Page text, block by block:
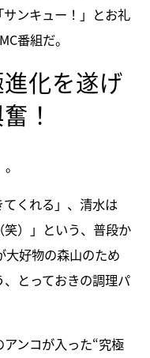
ンキュー！」とお礼
番組だ。
化を遂げ
！
くれる」、清水は
笑）」という、普段か
大好物の森山のため
とっておきの調理パ
ンコが入った“究極